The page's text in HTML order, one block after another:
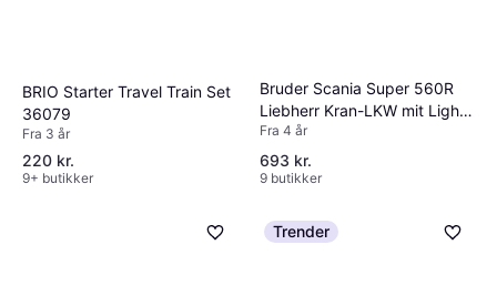
BRIO Starter Travel Train Set
36079
Fra 3 år
220 kr.
9+ butikker
Bruder Scania Super 560R
Liebherr Kran-LKW mit Light
& Sound Modul 03571
Fra 4 år
693 kr.
9 butikker
Trender